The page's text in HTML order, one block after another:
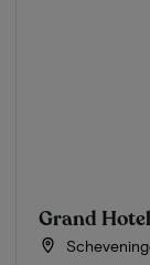
Grand